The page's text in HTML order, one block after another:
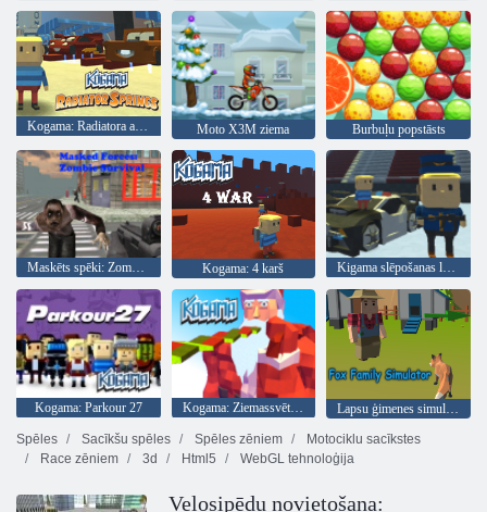
Kogama: Radiatora avoti Moto X3M ziema Burbuļu popstāsts
Maskēts spēki: Zombie Survival Kogama: 4 karš Kigama slēpošanas lekt!
Kogama: Parkour 27 Kogama: Ziemassvētku parks
Lapsu ģimenes simulators
Spēles
Sacīkšu spēles Spēles zēniem
Motociklu sacīkstes
Race zēniem
3d Html5 WebGL tehnoloģija
Velosipēdu novietošana: